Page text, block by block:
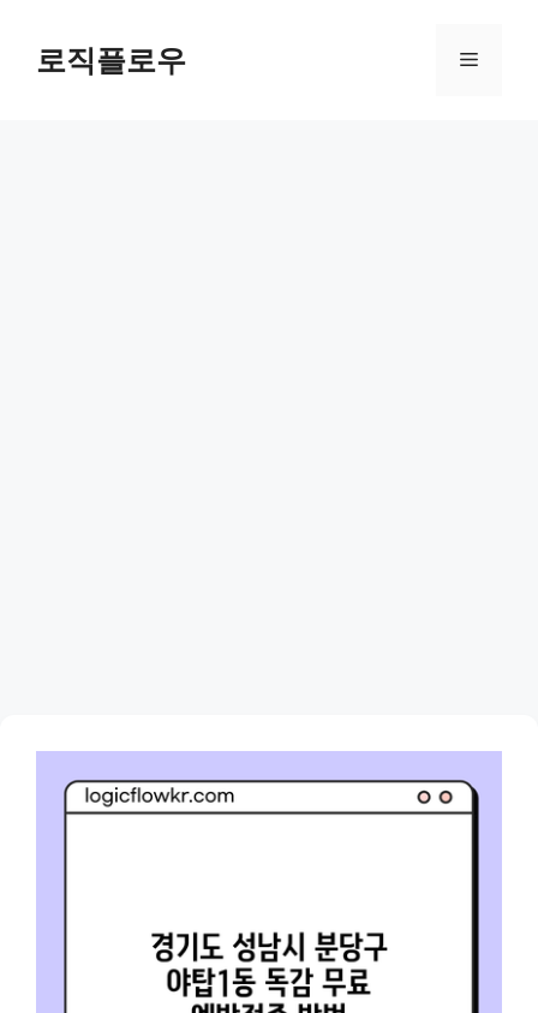
content로직플로우 Menu